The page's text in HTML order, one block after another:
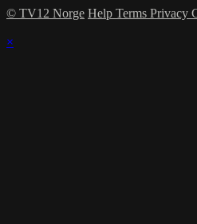
© TV12 Norge Help Terms Privacy
×